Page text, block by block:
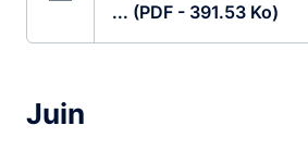
... (PDF - 391.53 Ko)
Juin